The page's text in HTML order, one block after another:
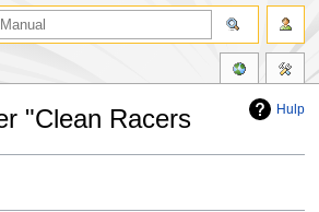
Hulp
"Clean Racers